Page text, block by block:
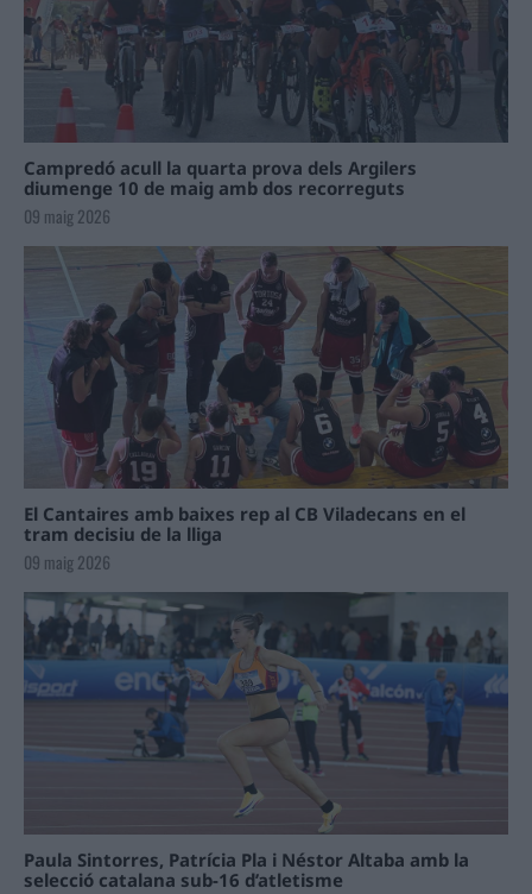
Campredó acull la quarta prova dels Argilers
diumenge 10 de maig amb dos recorreguts
09 maig 2026
El Cantaires amb baixes rep al CB Viladecans en el
tram decisiu de la lliga
09 maig 2026
Paula Sintorres, Patrícia Pla i Néstor Altaba amb la
selecció catalana sub-16 d’atletisme